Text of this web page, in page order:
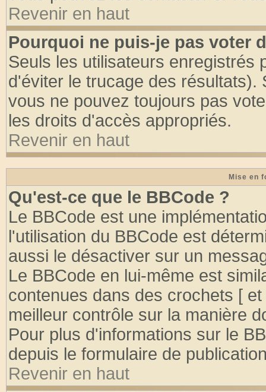
Revenir en haut
Pourquoi ne puis-je pas voter
Seuls les utilisateurs enregistrés
d'éviter le trucage des
vous ne pouvez toujours pas
les droits d'accès appropriés.
Revenir en haut
Mise en
Qu'est-ce que le BBCode ?
Le BBCode est une
l'utilisation du BBCode est
aussi le désactiver sur un
Le BBCode en lui-même est
contenues dans des crochets [
meilleur contrôle sur la manière
Pour plus d'informations sur le
depuis le formulaire de
Revenir en haut